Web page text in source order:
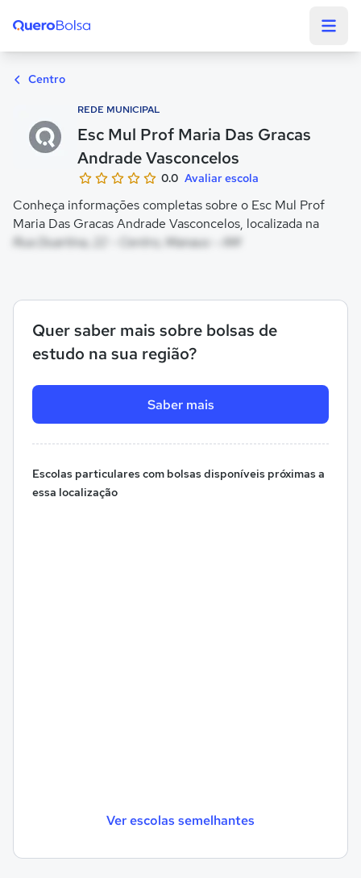
Centro
REDE MUNICIPAL
Esc Mul Prof Maria Das Gracas
Andrade Vasconcelos
0.0 Avaliar escola
Conheça informações completas sobre o Esc Mul Prof
Maria Das Gracas Andrade Vasconcelos, localizada na
Rua Duartina, 22 - Centro, Manaus - AM
Quer saber mais sobre bolsas de
estudo na sua região?
Saber mais
Escolas particulares com bolsas disponíveis próximas a
essa localização
Ver escolas semelhantes